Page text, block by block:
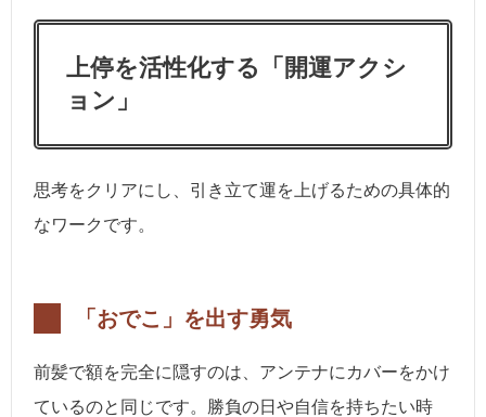
上停を活性化する「開運アクシ
ョン」
思考をクリアにし、引き立て運を上げるための具体的
なワークです。
「おでこ」を出す勇気
前髪で額を完全に隠すのは、アンテナにカバーをかけ
ているのと同じです。勝負の日や自信を持ちたい時